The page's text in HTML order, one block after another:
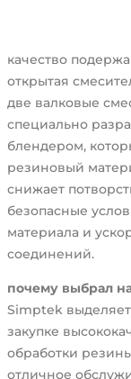
качество
открытая
две валковые
специально
блендером,
резиновый
снижает
безопасные
материала и
соединений.
почему выбрал
Simptek
закупке
обработки
отличное